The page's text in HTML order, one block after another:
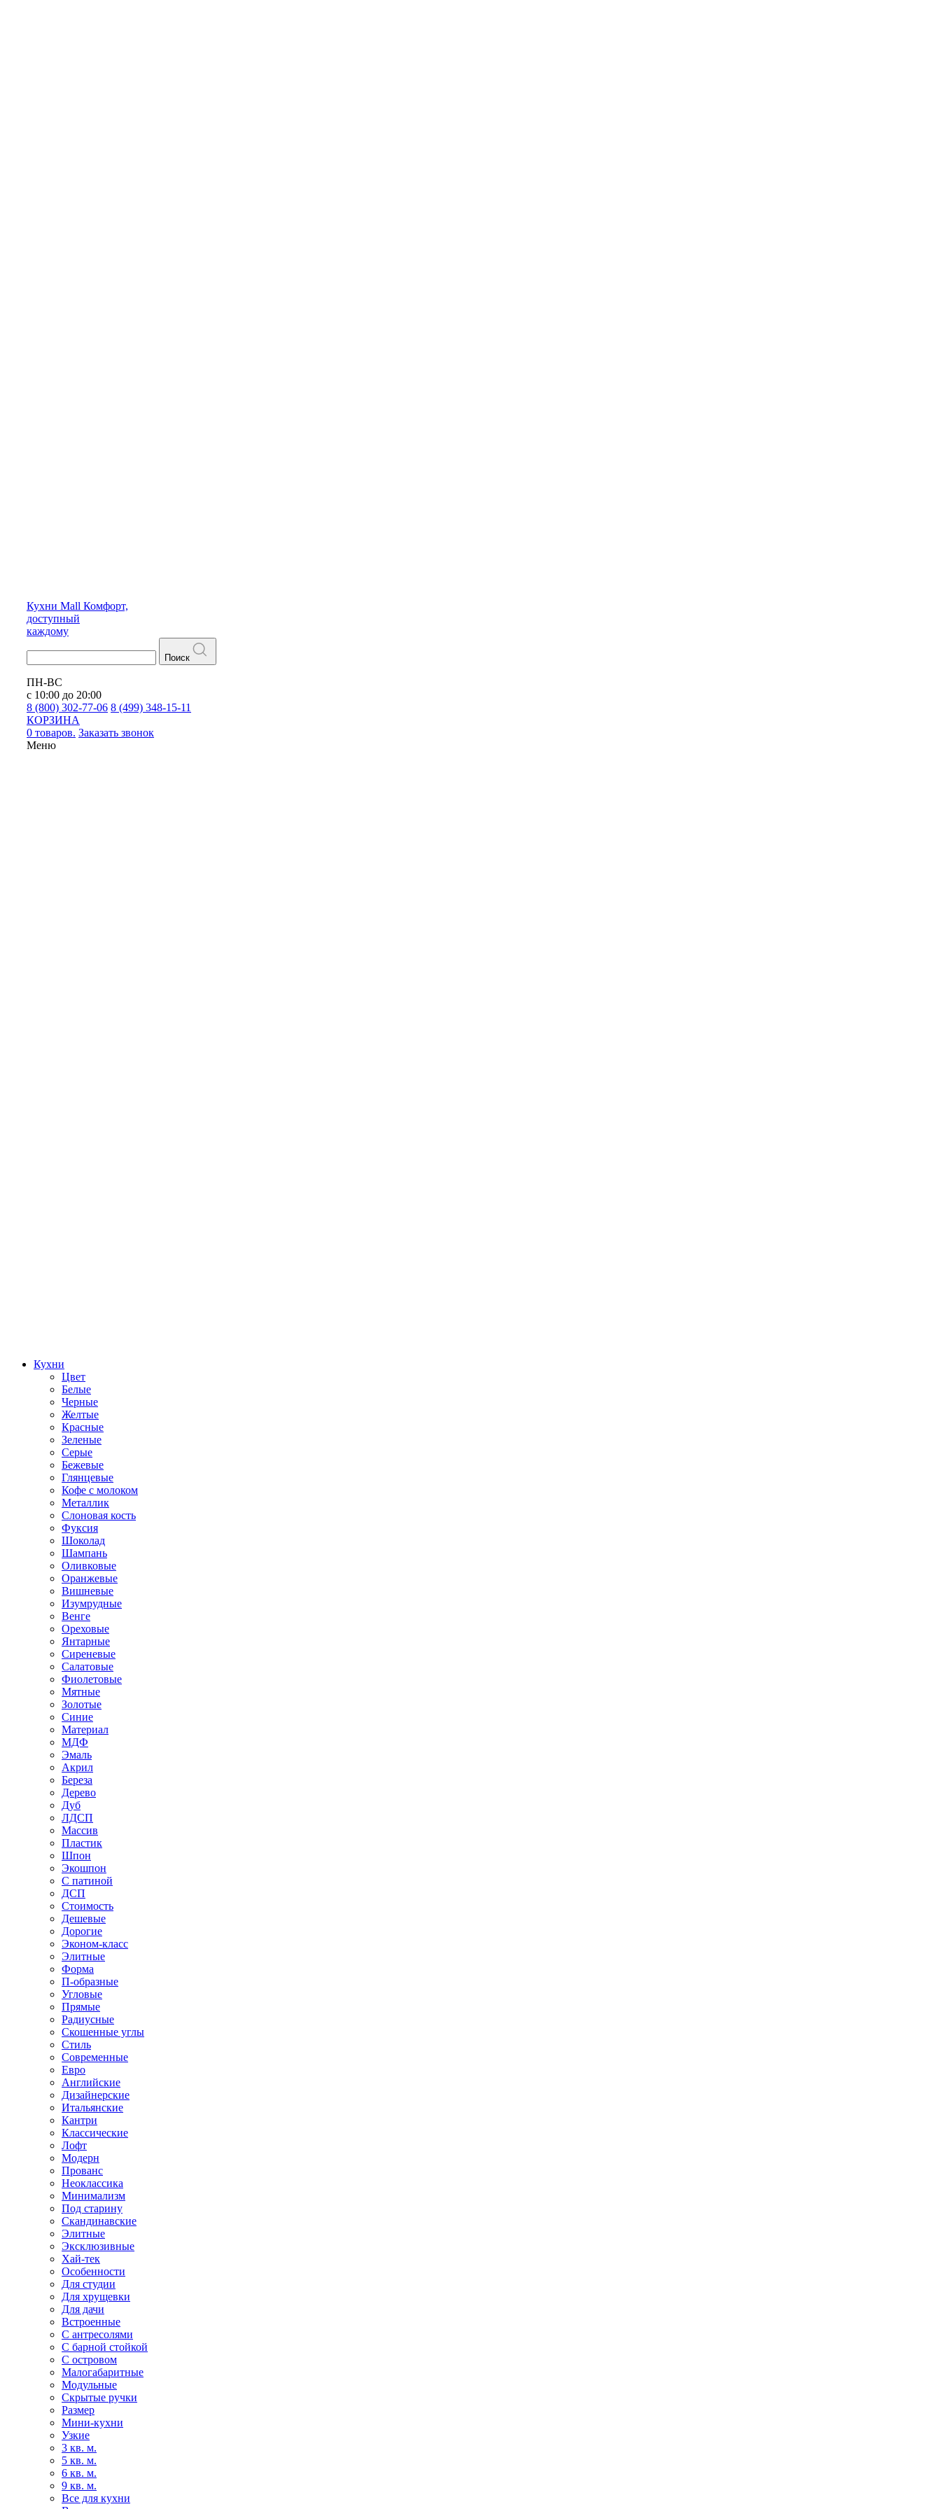
Кухни Mall Комфорт,
доступный
каждому
Поиск
ПН-ВС
с 10:00 до 20:00
8 (800) 302-77-06 8 (499) 348-15-11
КОРЗИНА
0 товаров. Заказать звонок
Меню
Кухни
Цвет
Белые
Черные
Желтые
Красные
Зеленые
Серые
Бежевые
Глянцевые
Кофе с молоком
Металлик
Слоновая кость
Фуксия
Шоколад
Шампань
Оливковые
Оранжевые
Вишневые
Изумрудные
Венге
Ореховые
Янтарные
Сиреневые
Салатовые
Фиолетовые
Мятные
Золотые
Синие
Материал
МДФ
Эмаль
Акрил
Береза
Дерево
Дуб
ЛДСП
Массив
Пластик
Шпон
Экошпон
С патиной
ДСП
Стоимость
Дешевые
Дорогие
Эконом-класс
Элитные
Форма
П-образные
Угловые
Прямые
Радиусные
Скошенные углы
Стиль
Современные
Евро
Английские
Дизайнерские
Итальянские
Кантри
Классические
Лофт
Модерн
Прованс
Неоклассика
Минимализм
Под старину
Скандинавские
Элитные
Эксклюзивные
Хай-тек
Особенности
Для студии
Для хрущевки
Для дачи
Встроенные
С антресолями
С барной стойкой
С островом
Малогабаритные
Модульные
Скрытые ручки
Размер
Мини-кухни
Узкие
3 кв. м.
5 кв. м.
6 кв. м.
9 кв. м.
Все для кухни